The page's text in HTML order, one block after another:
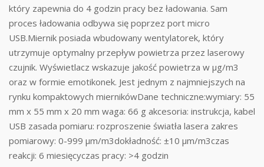
który zapewnia do 4 godzin pracy bez ładowania. Sam
proces ładowania odbywa się poprzez port micro
USB.Miernik posiada wbudowany wentylatorek, który
utrzymuje optymalny przepływ powietrza przez laserowy
czujnik. Wyświetlacz wskazuje jakość powietrza w µg/m3
oraz w formie emotikonek. Jest jednym z najmniejszych na
rynku kompaktowych miernikówDane techniczne:wymiary: 55
mm x 55 mm x 20 mm waga: 66 g akcesoria: instrukcja, kabel
USB zasada pomiaru: rozproszenie światła lasera zakres
pomiarowy: 0-999 µm/m3dokładność: ±10 µm/m3czas
reakcji: 6 miesięcyczas pracy: >4 godzin